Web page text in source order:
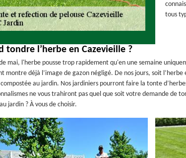
tous
tondre l’herbe en Cazevieille ?
mai, l'herbe pousse trop rapidement qu'en une semaine
montre déjà l’image de gazon négligé. De nos jours, soit
au jardin. Nos jardiniers pourront faire la tonte
ne vous trahiront pas quel que soit votre demande de
jardin ? À vous de choisir.